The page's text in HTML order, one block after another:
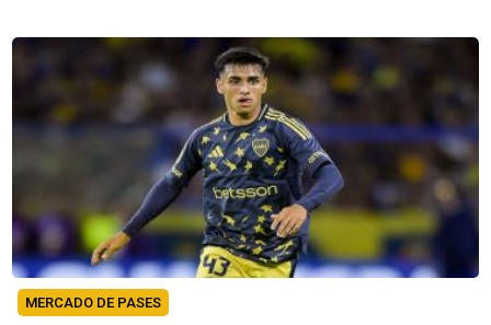
MERCADO DE PASES